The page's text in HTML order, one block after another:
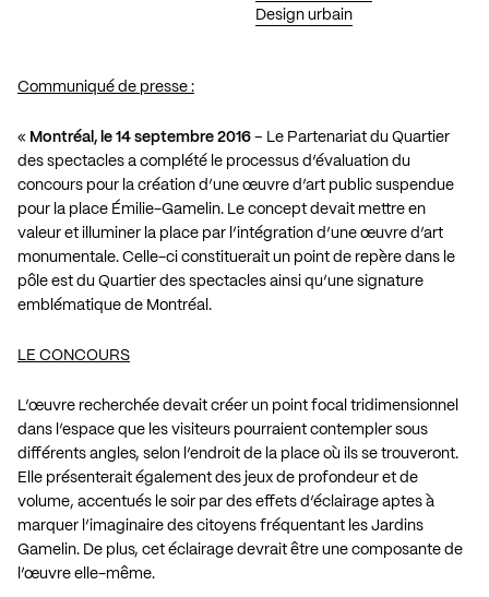
Design urbain
Communiqué de presse :
« Montréal, le 14 septembre 2016 – Le Partenariat du Quartier
des spectacles a complété le processus d’évaluation du
concours pour la création d’une œuvre d’art public suspendue
pour la place Émilie-Gamelin. Le concept devait mettre en
valeur et illuminer la place par l’intégration d’une œuvre d’art
monumentale. Celle-ci constituerait un point de repère dans le
pôle est du Quartier des spectacles ainsi qu’une signature
emblématique de Montréal.
LE CONCOURS
L’œuvre recherchée devait créer un point focal tridimensionnel
dans l’espace que les visiteurs pourraient contempler sous
différents angles, selon l’endroit de la place où ils se trouveront.
Elle présenterait également des jeux de profondeur et de
volume, accentués le soir par des effets d’éclairage aptes à
marquer l’imaginaire des citoyens fréquentant les Jardins
Gamelin. De plus, cet éclairage devrait être une composante de
l’œuvre elle-même.